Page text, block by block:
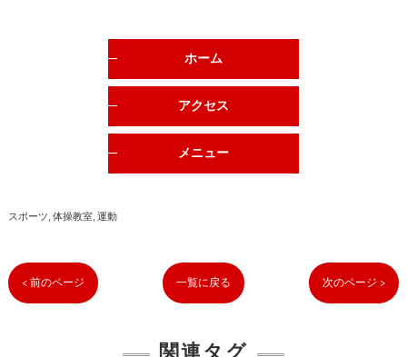
ホーム
アクセス
メニュー
スポーツ 体操教室 運動
< 前のページ 一覧に戻る 次のページ >